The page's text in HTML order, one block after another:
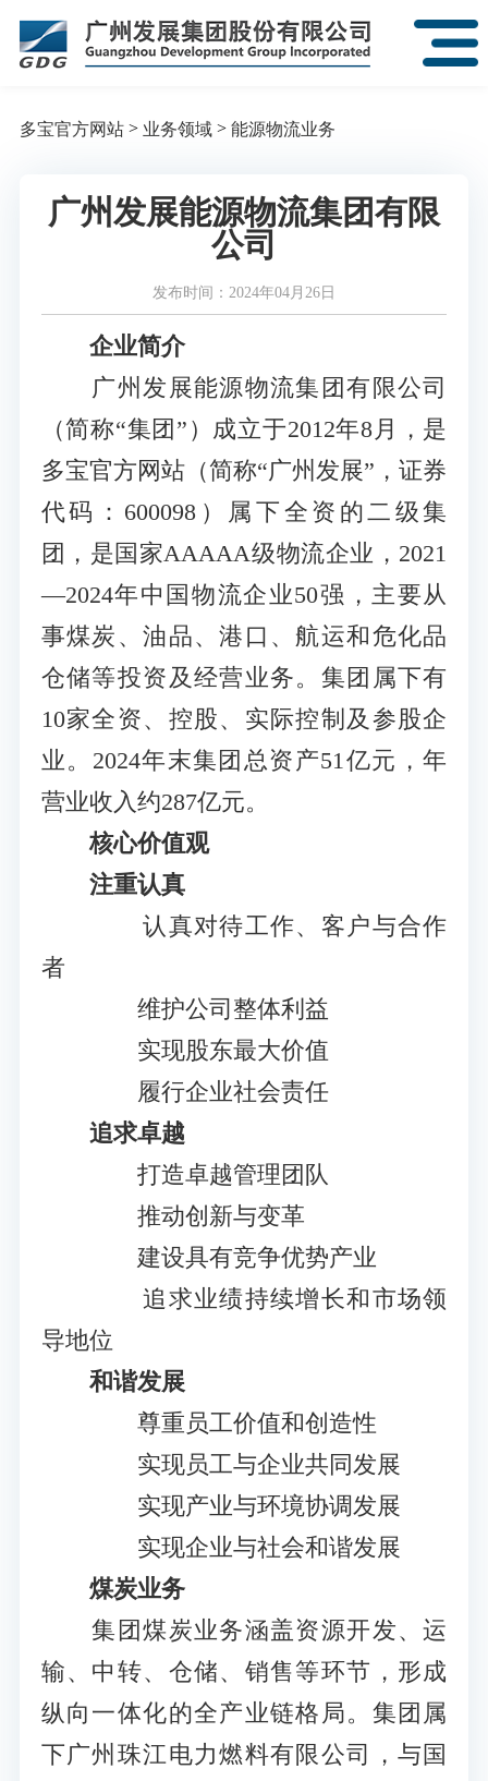
多宝官方网站> 业务领域 > 能源物流业务
广州发展能源物流集团有限
公司
发布时间：2024年04月26日
企业简介
广州发展能源物流集团有限公司
（简称“集团”）成立于2012年8月，是
多宝官方网站（简称“广州发展”，证券
代码：600098）属下全资的二级集
团，是国家AAAAA级物流企业，2021
—2024年中国物流企业50强，主要从
事煤炭、油品、港口、航运和危化品
仓储等投资及经营业务。集团属下有
10家全资、控股、实际控制及参股企
业。2024年末集团总资产51亿元，年
营业收入约287亿元。
核心价值观
注重认真
认真对待工作、客户与合作
者
维护公司整体利益
实现股东最大价值
履行企业社会责任
追求卓越
打造卓越管理团队
推动创新与变革
建设具有竞争优势产业
追求业绩持续增长和市场领
导地位
和谐发展
尊重员工价值和创造性
实现员工与企业共同发展
实现产业与环境协调发展
实现企业与社会和谐发展
煤炭业务
集团煤炭业务涵盖资源开发、运
输、中转、仓储、销售等环节，形成
纵向一体化的全产业链格局。集团属
下广州珠江电力燃料有限公司，与国